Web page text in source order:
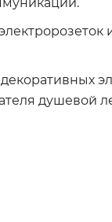
декоративных
душевой